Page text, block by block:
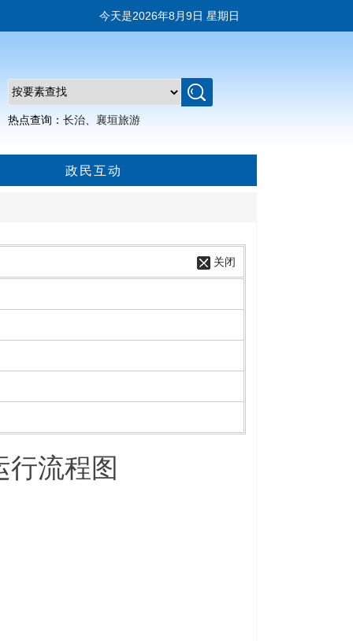
今天是2026年8月9日 星期日
热点查询： 长治 襄垣旅游
政民互动
关闭
流程图